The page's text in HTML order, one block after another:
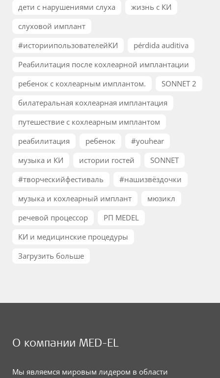
дети с нарушениями слуха
жизнь с КИ
слуховой имплант
#историипользователейКИ
pérdida auditiva
Реабилитация после кохлеарной имплантации
ребенок с кохлеарным имплантом.
SONNET 2
билатеральная кохлеарная имплантация
путешествие с кохлеарным имплантом
реабилитация
ребенок
#youhear
музыка и КИ
истории гостей
SONNET
#творческийфестиваль
#нашизвёздочки
музыка и кохлеарный имплант
мюзикл
речевой процессор
РП MEDEL
КИ и медицинские процедуры
Загрузить больше
О компании MED-EL
Мы являемся мировым лидером в области